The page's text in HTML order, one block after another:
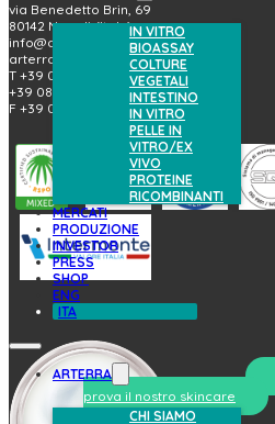
IN VITRO
BIOASSAY
COLTURE
VEGETALI
INTESTINO
IN VITRO
PELLE IN
VITRO/EX
VIVO
PROTEINE
RICOMBINANTI
MERCATI
PRODUZIONE
INVESTOR
PRESS
SHOP
ENG
ITA
ARTERRA
CHI SIAMO
via Benedetto Brin, 69
80142 Napoli (Italy)
info@arterrabio.it
arterra@pec.it
T +39 081.6584411
+39 081.6584396
F +39 081.2144864
prova il nostro skincare